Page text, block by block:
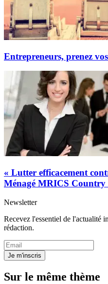
Entrepreneurs, prenez
« Lutter efficacement
Ménagé MRICS
Newsletter
Recevez l'essentiel de l'actualité
rédaction.
Je m'inscris
Sur le même thème